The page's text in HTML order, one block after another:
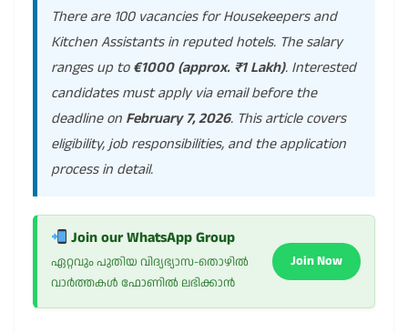
There are 100 vacancies for Housekeepers and
Kitchen Assistants in reputed hotels. The salary
ranges up to€1000 (approx. ₹1 Lakh). Interested
candidates must apply via email before the
deadline on February 7, 2026. This article covers
eligibility, job responsibilities, and the application
process in detail.
Join our WhatsApp Group
ഏറ്റവും പുതിയ വിദ്യഭ്യാസ-തൊഴിൽ
വാർത്തകൾ ഫോണിൽ ലഭിക്കാൻ
Join Now